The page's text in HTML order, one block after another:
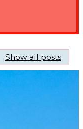
Show all posts